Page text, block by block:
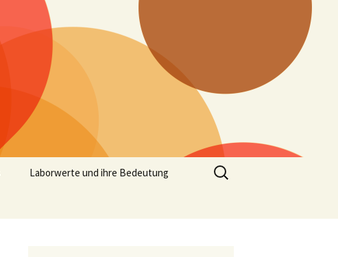
Laborwerte und ihre Bedeutung
Suchen
nach: